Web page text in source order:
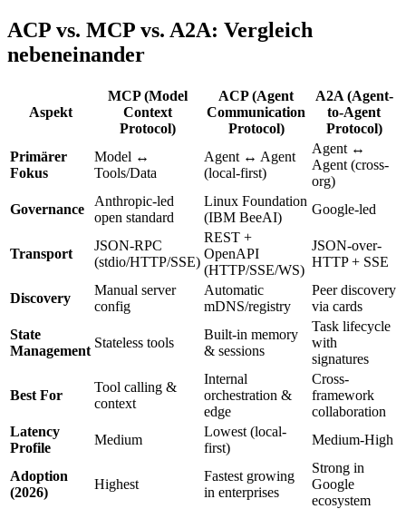
ACP vs. MCP vs. A2A: Vergleich
nebeneinander
Aspekt
MCP (Model
Context
Protocol)
ACP (Agent
Communication
Protocol)
A2A (Agent-
to-Agent
Protocol)
Primärer
Fokus
Model ↔
Tools/Data
Agent ↔ Agent
(local-first)
Agent ↔
Agent (cross-
org)
Governance
Anthropic-led
open standard
Linux Foundation
(IBM BeeAI)
Google-led
Transport
JSON-RPC
(stdio/HTTP/SSE)
REST +
OpenAPI
(HTTP/SSE/WS)
JSON-over-
HTTP + SSE
Discovery
Manual server
config
Automatic
mDNS/registry
Peer discovery
via cards
State
Management
Stateless tools
Built-in memory
& sessions
Task lifecycle
with
signatures
Best For
Tool calling &
context
Internal
orchestration &
edge
Cross-
framework
collaboration
Latency
Profile
Medium
Lowest (local-
first)
Medium-High
Adoption
(2026)
Highest
Fastest growing
in enterprises
Strong in
Google
ecosystem